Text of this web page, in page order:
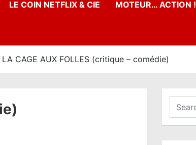
LE COIN NETFLIX & CIE MOTEUR… ACTION !
LA CAGE AUX FOLLES (critique – comédie)
a